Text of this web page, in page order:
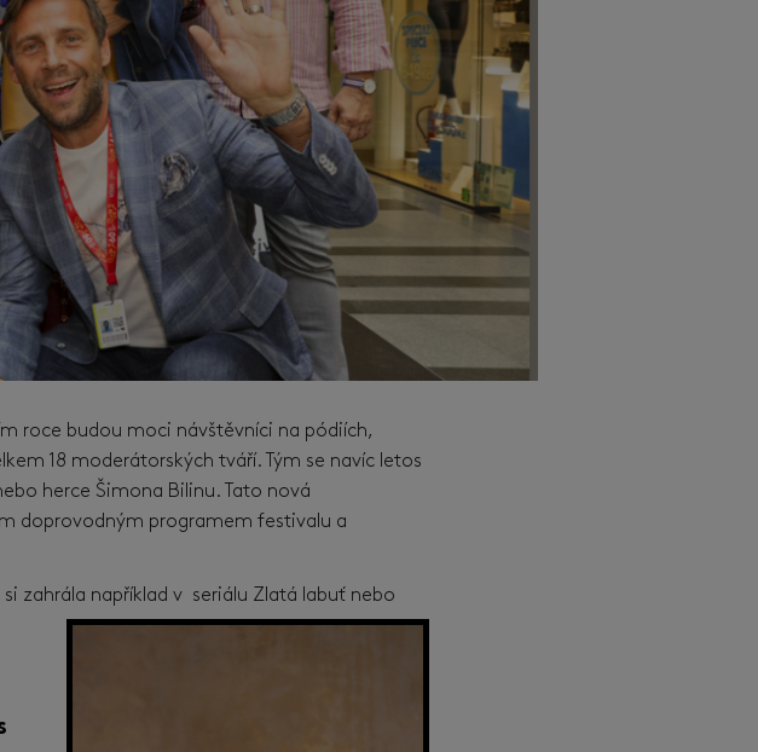
roce budou moci návštěvníci na pódiích,
18 moderátorských tváří. Tým se navíc letos
herce Šimona Bilinu. Tato nová
doprovodným programem festivalu a
zahrála například v seriálu Zlatá labuť nebo